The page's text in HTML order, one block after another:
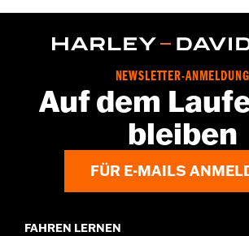
NEWSLETTER-ANMELDUNG
Auf dem
bleiben
FÜR E-MAILS
FAHREN LERNEN